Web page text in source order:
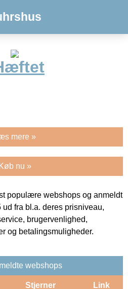
mere »
Køb nu »
populære webshops og anmeldt
fra bl.a. deres prisniveau,
brugervenlighed,
og betalingsmuligheder.
webshops
Stjerner Link